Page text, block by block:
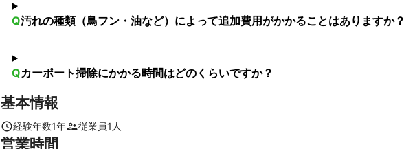
Q汚れの種類（鳥フン・油など）によって追加費用がかかることはありますか？
Qカーポート掃除にかかる時間はどのくらいですか？
基本情報
経験年数1年 従業員1 人
営業時間